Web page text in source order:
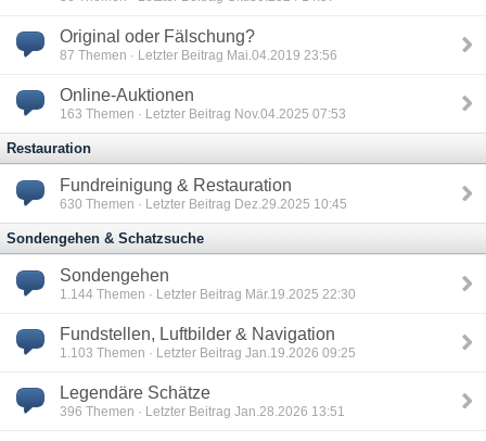
Original oder Fälschung?
87 Themen · Letzter Beitrag Mai.04.2019 23:56
Online-Auktionen
163 Themen · Letzter Beitrag Nov.04.2025 07:53
Restauration
Fundreinigung & Restauration
630 Themen · Letzter Beitrag Dez.29.2025 10:45
Sondengehen & Schatzsuche
Sondengehen
1.144 Themen · Letzter Beitrag Mär.19.2025 22:30
Fundstellen, Luftbilder & Navigation
1.103 Themen · Letzter Beitrag Jan.19.2026 09:25
Legendäre Schätze
396 Themen · Letzter Beitrag Jan.28.2026 13:51